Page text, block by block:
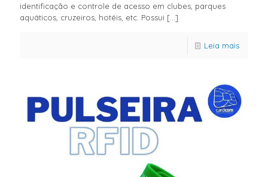
identificação e controle de acesso em clubes, parques
aquáticos, cruzeiros, hotéis, etc. Possui […]
Leia mais